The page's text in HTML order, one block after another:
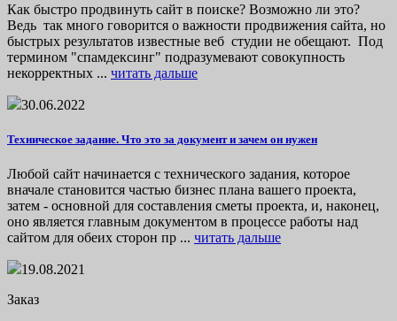
Как быстро продвинуть сайт в поиске? Возможно ли это?
Ведь так много говорится о важности продвижения сайта, но
быстрых результатов известные веб студии не обещают. Под
термином "спамдексинг" подразумевают совокупность
некорректных ... читать дальше
30.06.2022
Техническое задание. Что это за документ и зачем он нужен
Любой сайт начинается с технического задания, которое
вначале становится частью бизнес плана вашего проекта,
затем - основной для составления сметы проекта, и, наконец,
оно является главным документом в процессе работы над
сайтом для обеих сторон пр ... читать дальше
19.08.2021
Заказ